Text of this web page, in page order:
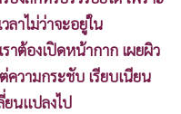
ลาไม่ว่าจะอยู่ใน
าต้องเปิดหน้ากาก เผยผิว
ความกระชับ เรียบเนียน
ยนแปลงไป